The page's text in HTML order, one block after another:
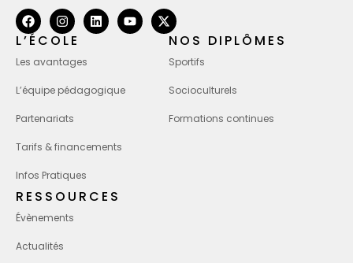
L’ÉCOLE
Les avantages
L’équipe pédagogique
Partenariats
Tarifs & financements
Infos Pratiques
NOS DIPLÔMES
Sportifs
Socioculturels
Formations continues
RESSOURCES
Évènements
Actualités